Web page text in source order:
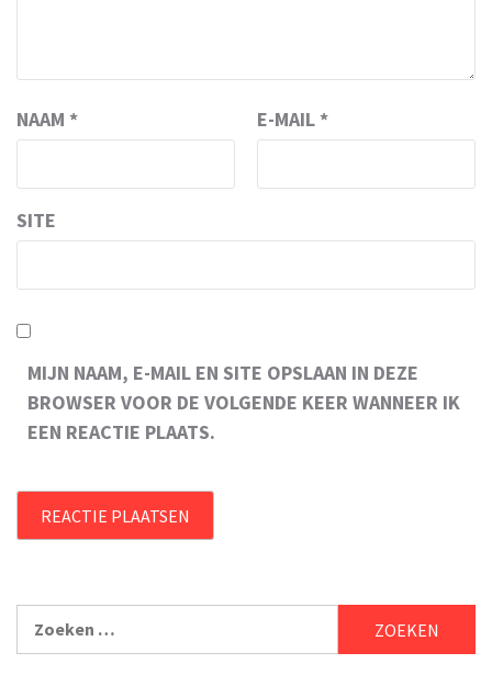
NAAM * E-MAIL *
SITE
MIJN NAAM, E-MAIL EN SITE OPSLAAN IN DEZE
BROWSER VOOR DE VOLGENDE KEER WANNEER IK
EEN REACTIE PLAATS.